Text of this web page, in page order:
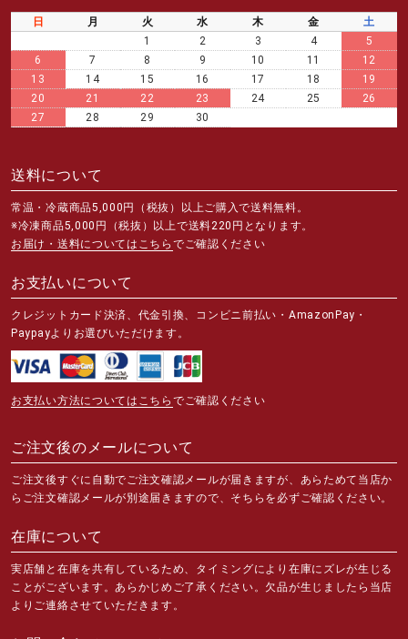
日 月 火 水 木 金
土
1
2 3 4
5
6
7 8 9 10 11
12
13
14 15 16 17 18
19
20
21 22 23 24 25
26
27
28 29 30
送料について
常温・冷蔵商品5,000円（税抜）以上ご購入で送料無料。
※冷凍商品5,000円（税抜）以上で送料220円となります。
お届け・送料についてはこちら でご確認ください
お支払いについて
クレジットカード決済、代金引換、コンビニ前払い・AmazonPay・
Paypayよりお選びいただけます。
お支払い方法についてはこちら でご確認ください
ご注文後のメールについて
ご注文後すぐに自動でご注文確認メールが届きますが、あらためて当店か
らご注文確認メールが別途届きますので、そちらを必ずご確認ください。
在庫について
実店舗と在庫を共有しているため、タイミングにより在庫にズレが生じる
ことがございます。あらかじめご了承ください。欠品が生じましたら当店
よりご連絡させていただきます。